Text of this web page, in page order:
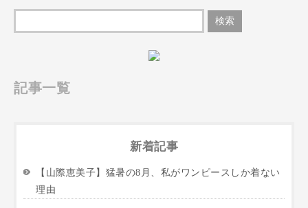
記事一覧
新着記事
【山際恵美子】猛暑の8月、私がワンピースしか着ない
理由